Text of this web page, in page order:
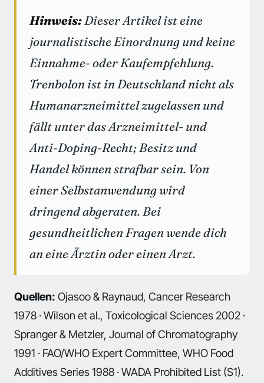
Hinweis:Dieser Artikel ist eine
journalistische Einordnung und keine
Einnahme- oder Kaufempfehlung.
Trenbolon ist in Deutschland nicht als
Humanarzneimittel zugelassen und
fällt unter das Arzneimittel- und
Anti-Doping-Recht; Besitz und
Handel können strafbar sein. Von
einer Selbstanwendung wird
dringend abgeraten. Bei
gesundheitlichen Fragen wende dich
an eine Ärztin oder einen Arzt.
Quellen: Ojasoo & Raynaud, Cancer Research
1978 · Wilson et al., Toxicological Sciences 2002 ·
Spranger & Metzler, Journal of Chromatography
1991 · FAO/WHO Expert Committee, WHO Food
Additives Series 1988 · WADA Prohibited List (S1).